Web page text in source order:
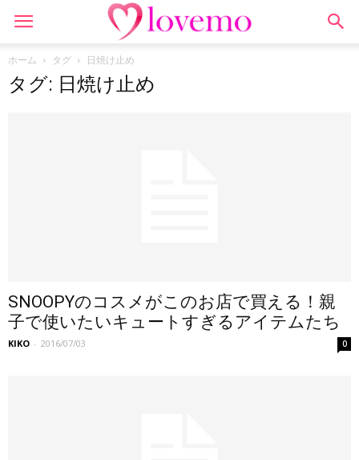
ホーム タグ 日焼け止め
タグ: 日焼け止め
SNOOPYのコスメがこのお店で買える！親
子で使いたいキュートすぎるアイテムたち
KIKO - 2016/07/03 0